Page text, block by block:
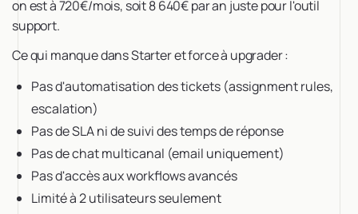
on est à 720€/mois, soit 8 640€ par an juste pour l'outil
support.
Ce qui manque dans Starter et force à upgrader :
Pas d'automatisation des tickets (assignment rules,
escalation)
Pas de SLA ni de suivi des temps de réponse
Pas de chat multicanal (email uniquement)
Pas d'accès aux workflows avancés
Limité à 2 utilisateurs seulement